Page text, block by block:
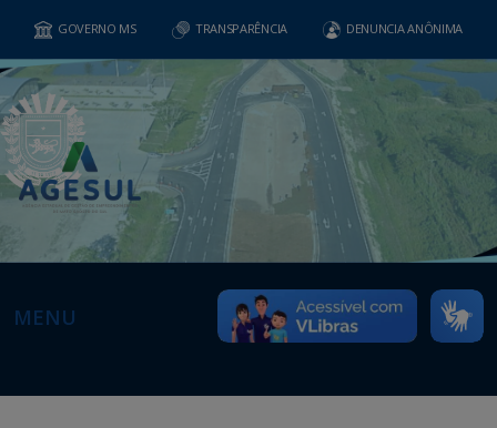
GOVERNO MS TRANSPARÊNCIA DENUNCIA ANÔNIMA
MENU